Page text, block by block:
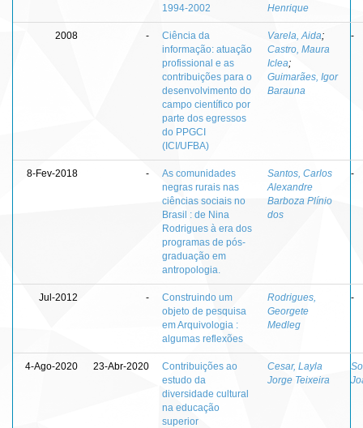
1994-2002
Henrique
2008 -
Ciência da
informação: atuação
profissional e as
contribuições para o
desenvolvimento do
campo científico por
parte dos egressos
do PPGCI
(ICI/UFBA)
Varela, Aida;
Castro, Maura
Iclea;
Guimarães, Igor
Barauna
-
8-Fev-2018 -
As comunidades
negras rurais nas
ciências sociais no
Brasil : de Nina
Rodrigues à era dos
programas de pós-
graduação em
antropologia.
Santos, Carlos
Alexandre
Barboza Plínio
dos
-
Jul-2012 -
Construindo um
objeto de pesquisa
em Arquivologia :
algumas reflexões
Rodrigues,
Georgete
Medleg
-
4-Ago-2020 23-Abr-2020
Contribuições ao
estudo da
diversidade cultural
na educação
superior
Cesar, Layla
Jorge Teixeira